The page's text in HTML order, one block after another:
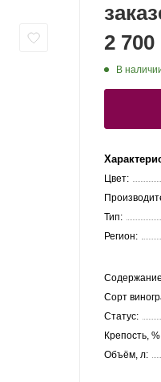
2
В
Цвет:
Тип:
Регион:
Сорт
Статус:
Крепость,
Объём, л: